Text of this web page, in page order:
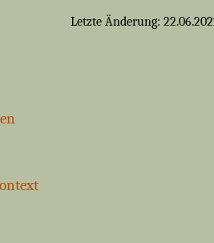
Letzte Änderung: